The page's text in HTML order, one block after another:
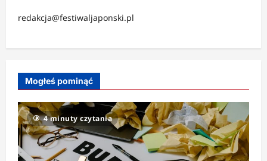
redakcja@festiwaljaponski.pl
Mogłeś pominąć
4 minuty czytania